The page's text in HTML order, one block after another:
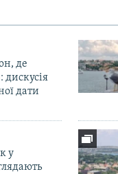
де
дискусія
дати
у